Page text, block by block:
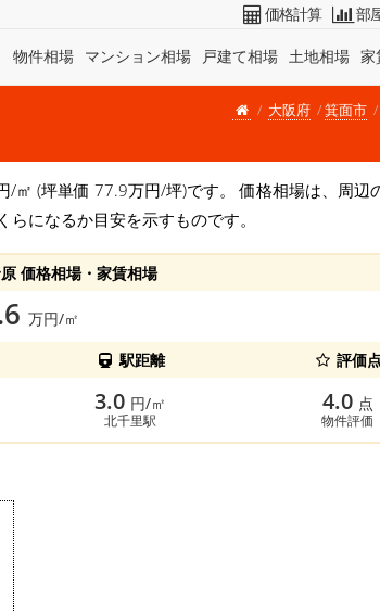
物件相場 マンション相場 戸建て相場 土地相場 家
価格計算 部
大阪府 箕面市
/㎡ (坪単価 77.9万円/坪)です。 価格相場は、周辺
になるか目安を示すものです。
価格相場・家賃相場
万円/㎡
駅距離 評価
3.0 円/㎡
北千里駅
4.0 点
物件評価